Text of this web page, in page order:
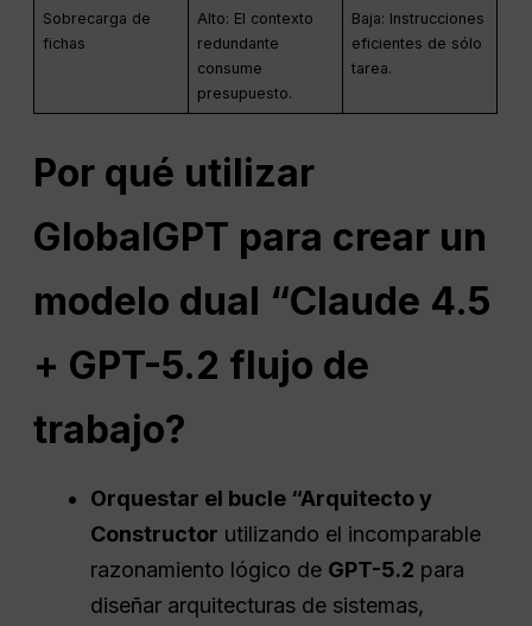
Sobrecarga de
fichas
Alto: El contexto
redundante
consume
presupuesto.
Baja: Instrucciones
eficientes de sólo
tarea.
Por qué utilizar
GlobalGPT para crear un
modelo dual “Claude 4.5
+ GPT-5.2 flujo de
trabajo?
Orquestar el bucle “Arquitecto y
Constructor utilizando el incomparable
razonamiento lógico de GPT-5.2 para
diseñar arquitecturas de sistemas,